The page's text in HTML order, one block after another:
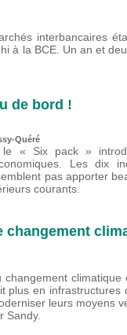
interbancaires
à la BCE. Un an et
de bord !
Quéré
« Six pack »
Les dix
pas apporter
courants.
changement
climatique
plus en
leurs moyens
Sandy.